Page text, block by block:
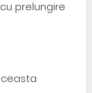
prelungire